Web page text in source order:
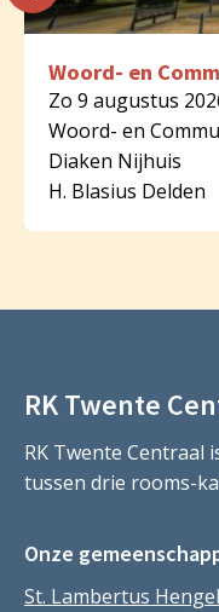
Woord- en
Zo 9 augustus
Woord- en
Diaken Nijhuis
H. Blasius Delden
RK Twente
RK Twente Centraal
tussen drie rooms-
Onze
St. Lambertus